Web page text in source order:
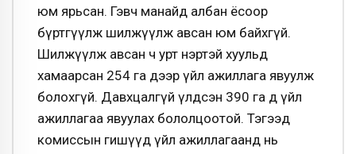
юм ярьсан. Гэвч манайд албан ёсоор
бүртгүүлж шилжүүлж авсан юм байхгүй.
Шилжүүлж авсан ч урт нэртэй хуульд
хамаарсан 254 га дээр үйл ажиллага явуулж
болохгүй. Давхцалгүй үлдсэн 390 га д үйл
ажиллагаа явуулах бололцоотой. Тэгээд
комиссын гишүүд үйл ажиллагаанд нь